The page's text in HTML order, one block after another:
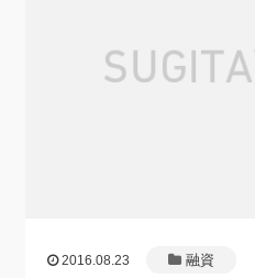
2016.08.23 融資